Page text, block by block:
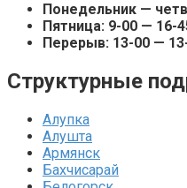
Понедельник —
Пятница: 9-00 — 16-
Перерыв: 13-00 —
Структурные
Алупка
Алушта
Армянск
Бахчисарай